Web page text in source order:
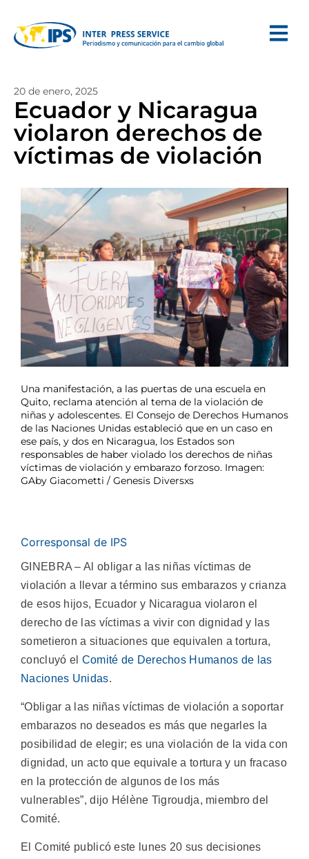
20 de enero, 2025
Ecuador y Nicaragua
violaron derechos de
víctimas de violación
Una manifestación, a las puertas de una escuela en
Quito, reclama atención al tema de la violación de
niñas y adolescentes. El Consejo de Derechos Humanos
de las Naciones Unidas estableció que en un caso en
ese país, y dos en Nicaragua, los Estados son
responsables de haber violado los derechos de niñas
víctimas de violación y embarazo forzoso. Imagen:
GAby Giacometti / Genesis Diversxs
Corresponsal de IPS
GINEBRA – Al obligar a las niñas víctimas de
violación a llevar a término sus embarazos y crianza
de esos hijos, Ecuador y Nicaragua violaron el
derecho de las víctimas a vivir con dignidad y las
sometieron a situaciones que equivalen a tortura,
concluyó el Comité de Derechos Humanos de las
Naciones Unidas.
“Obligar a las niñas víctimas de violación a soportar
embarazos no deseados es más que negarles la
posibilidad de elegir; es una violación de la vida con
dignidad, un acto que equivale a tortura y un fracaso
en la protección de algunos de los más
vulnerables”, dijo Hélène Tigroudja, miembro del
Comité.
El Comité publicó este lunes 20 sus decisiones